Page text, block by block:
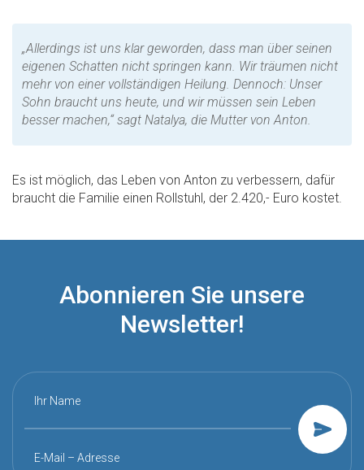
„Allerdings ist uns klar geworden, dass man über seinen
eigenen Schatten nicht springen kann. Wir träumen nicht
mehr von einer vollständigen Heilung. Dennoch: Unser
Sohn braucht uns heute, und wir müssen sein Leben
besser machen,“ sagt Natalya, die Mutter von Anton.
Es ist möglich, das Leben von Anton zu verbessern, dafür
braucht die Familie einen Rollstuhl, der 2.420,- Euro kostet.
Abonnieren Sie unsere
Newsletter!
Ihr Name
E-Mail – Adresse